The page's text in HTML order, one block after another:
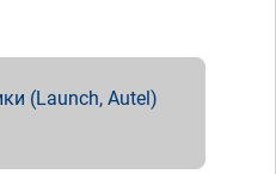
(Launch, Autel)